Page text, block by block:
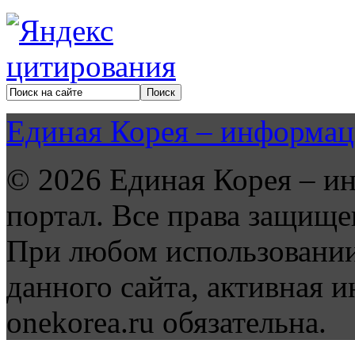
Единая Корея –
© 2026 Единая Корея –
портал. Все права
При любом
данного сайта, активная
onekorea.ru обязательна.